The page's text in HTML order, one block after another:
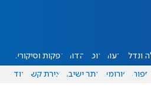
ונדל"ן דעות אוכל יהדות הפקות וסיקורים
ספורט פורומים אתר ישיבה יצירת קשר עוד